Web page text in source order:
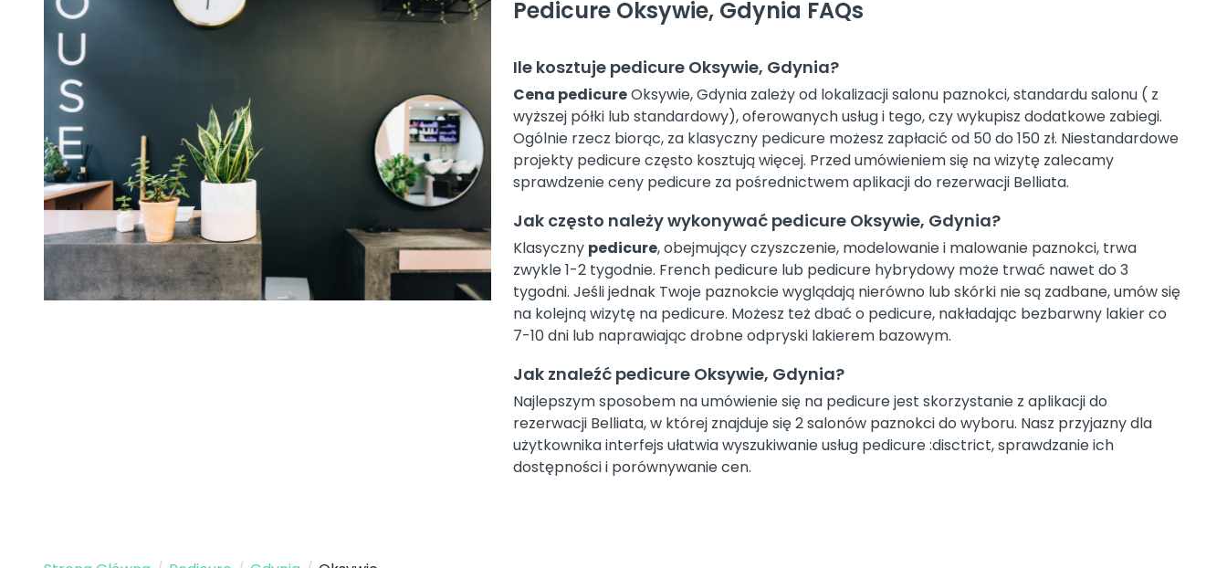
Pedicure Oksywie, Gdynia FAQs
Ile kosztuje pedicure Oksywie, Gdynia?
Cena pedicureOksywie, Gdynia zależy od lokalizacji salonu paznokci, standardu salonu ( z
wyższej półki lub standardowy), oferowanych usług i tego, czy wykupisz dodatkowe zabiegi.
Ogólnie rzecz biorąc, za klasyczny pedicure możesz zapłacić od 50 do 150 zł. Niestandardowe
projekty pedicure często kosztują więcej. Przed umówieniem się na wizytę zalecamy
sprawdzenie ceny pedicure za pośrednictwem aplikacji do rezerwacji Belliata.
Jak często należy wykonywać pedicure Oksywie, Gdynia?
Klasyczny pedicure, obejmujący czyszczenie, modelowanie i malowanie paznokci, trwa
zwykle 1-2 tygodnie. French pedicure lub pedicure hybrydowy może trwać nawet do 3
tygodni. Jeśli jednak Twoje paznokcie wyglądają nierówno lub skórki nie są zadbane, umów się
na kolejną wizytę na pedicure. Możesz też dbać o pedicure, nakładając bezbarwny lakier co
7-10 dni lub naprawiając drobne odpryski lakierem bazowym.
Jak znaleźć pedicure Oksywie, Gdynia?
Najlepszym sposobem na umówienie się na pedicure jest skorzystanie z aplikacji do
rezerwacji Belliata, w której znajduje się 2 salonów paznokci do wyboru. Nasz przyjazny dla
użytkownika interfejs ułatwia wyszukiwanie usług pedicure :disctrict, sprawdzanie ich
dostępności i porównywanie cen.